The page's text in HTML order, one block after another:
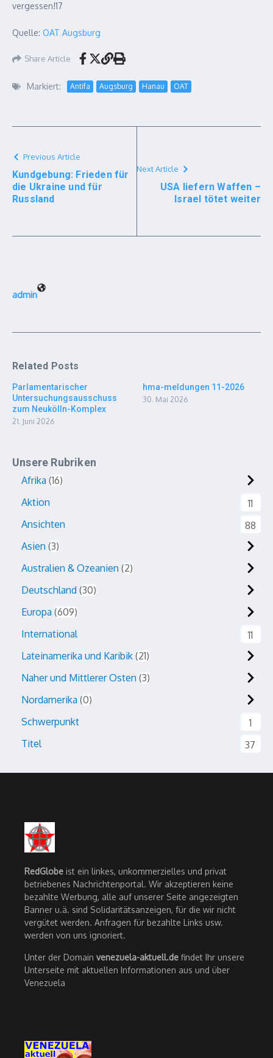
vergessen!17
Quelle: OAT Augsburg
Share Article
Markiert: Antifa Augsburg Hanau OAT
Previous Article
Kundgebung: Frieden für
die Ukraine und für
Russland
Next Article
USA liefern Waffen –
Israel tötet weiter
admin
Related Posts
Parlamentarischer
Untersuchungsausschuss
zum Neukölln-Komplex
21. Juni 2026
hma-meldungen 11-2026
30. Mai 2026
Unsere Rubriken
Afrika 16
Aktion
11
Ansichten
88
Asien 3
Australien & Ozeanien 2
Deutschland 30
Europa 609
International
11
Lateinamerika und Karibik 21
Naher und Mittlerer Osten 3
Nordamerika 0
Schwerpunkt
1
Titel
37
RedGlobe ist ein linkes, unkommerzielles und privat
betriebenes Nachrichtenportal. Wir akzeptieren keine
bezahlte Werbung, alle auf unserer Seite angezeigten
Banner u.ä. sind Solidaritätsanzeigen, für die wir nicht
vergütet werden. Anfragen für bezahlte Links usw.
werden von uns ignoriert.
Unter der Domain venezuela-aktuell.de findet Ihr unsere
Unterseite mit aktuellen Informationen aus und über
Venezuela